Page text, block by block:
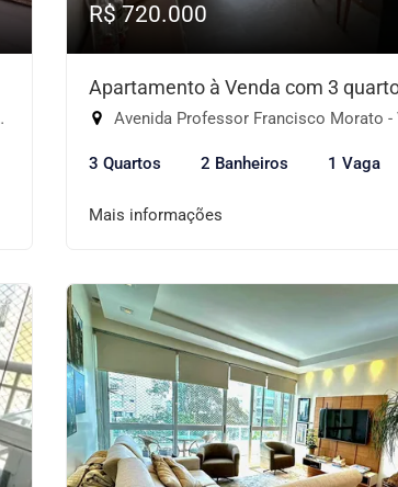
R$ 720.000
Apartamento à Venda com 3
Avenida Professor Francisco Morato - Vila
3 Quartos 2 Banheiros 1 Vaga
Mais informações